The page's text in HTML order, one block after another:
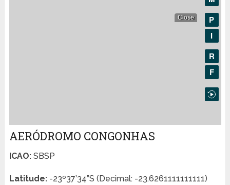
AERÓDROMO CONGONHAS
ICAO:SBSP
Latitude:-23º37’34”S (Decimal: -23.6261111111111)